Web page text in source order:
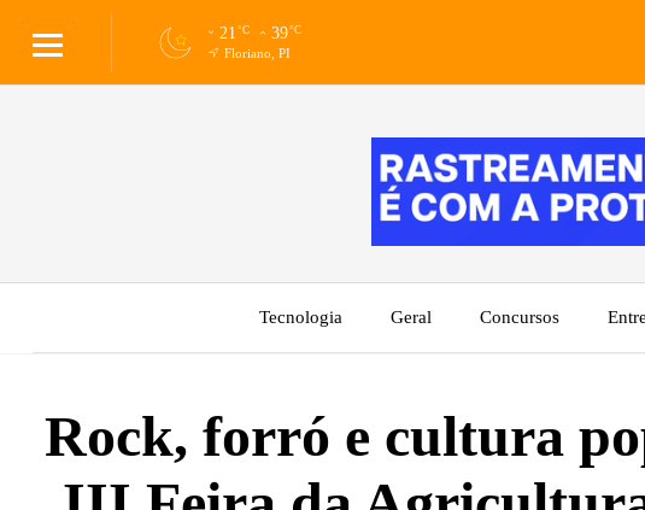
21 °C 39°C
Floriano, PI
Tecnologia Geral Concursos
Rock, forró e cultura